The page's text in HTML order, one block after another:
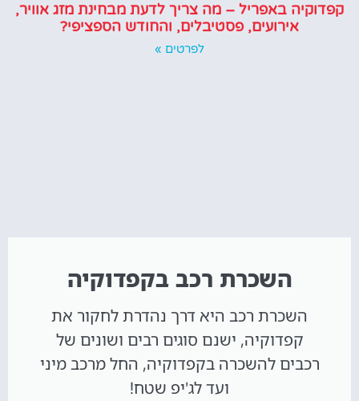
קפדוקיה באפריל – מה צריך לדעת מבחינת מזג אוויר,
אירועים, פסטיבלים, והחודש הספציפי?
לפרטים »
השכרת רכב בקפדוקיה
השכרת רכב היא דרך נהדרת לחקור את
קפדוקיה, ישנם סוגים רבים ושונים של
רכבים להשכרה בקפדוקיה, החל מרכב מיני
ועד לג'יפ שטח!